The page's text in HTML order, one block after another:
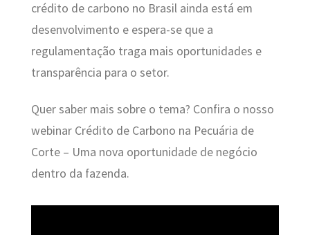
crédito de carbono no Brasil ainda está em
desenvolvimento e espera-se que a
regulamentação traga mais oportunidades e
transparência para o setor.
Quer saber mais sobre o tema? Confira o nosso
webinar Crédito de Carbono na Pecuária de
Corte – Uma nova oportunidade de negócio
dentro da fazenda.